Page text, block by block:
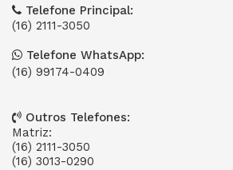
Telefone Principal:
(16) 2111-3050
Telefone WhatsApp:
(16) 99174-0409
Outros Telefones:
Matriz:
(16) 2111-3050
(16) 3013-0290